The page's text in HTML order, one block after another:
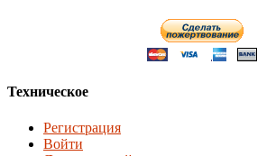
Техническое
Регистрация
Войти